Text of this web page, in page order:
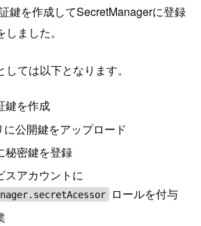
鍵を作成してSecretManagerに登録
ました。
ては以下となります。
鍵を作成
公開鍵をアップロード
秘密鍵を登録
スアカウントに
ロールを付与